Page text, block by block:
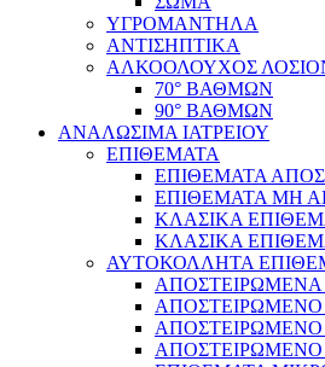
ΥΓΡΟΜΑΝΤΗΛΑ
ΑΝΤΙΣΗΠΤΙΚΑ
ΑΛΚΟΟΛΟΥΧΟΣ
70° ΒΑΘΜΩΝ
90° ΒΑΘΜΩΝ
ΑΝΑΛΩΣΙΜΑ ΙΑΤΡΕΙΟΥ
ΕΠΙΘΕΜΑΤΑ
ΕΠΙΘΕΜΑΤΑ
ΕΠΙΘΕΜΑΤΑ ΜΗ
ΚΛΑΣΙΚΑ
ΚΛΑΣΙΚΑ
ΑΥΤΟΚΟΛΛΗΤΑ
ΑΠΟΣΤΕΙΡΩΜΕΝΑ
ΑΠΟΣΤΕΙΡΩΜΕΝΟ
ΑΠΟΣΤΕΙΡΩΜΕΝΟ